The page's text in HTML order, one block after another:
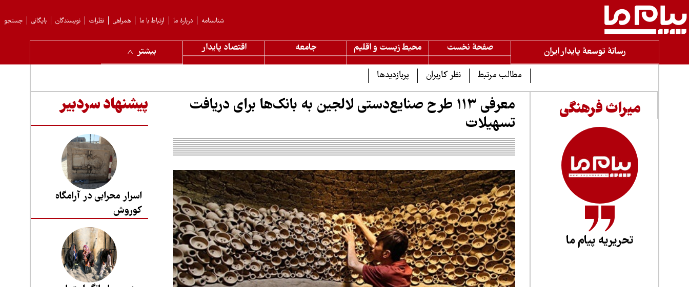
جستجو بایگانی نویسندگان نظرات همراهی ارتباط با ما دربارهٔ ما شناسنامه
رسانۀ توسعۀ پایدار ایران صفحۀ نخست محیط زیست و اقلیم جامعه اقتصاد پایدار
بیشتر
مطالب مرتبط
نظر کاربران پربازدیدها
میراث فرهنگی
تحریریه پیام ما
معرفی ۱۱۳ طرح صنایع‌دستی لالجین به بانک‌ها برای دریافت
تسهیلات
پیشنهاد سردبیر
اسرار محرابی در آرامگاه
کوروش